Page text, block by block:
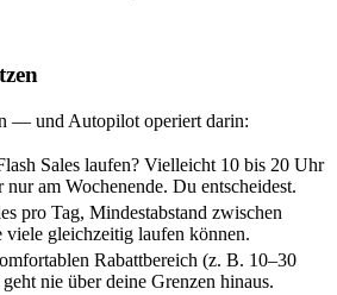
— und Autopilot operiert darin:
Sales laufen? Vielleicht 10 bis 20 Uhr
nur am Wochenende. Du entscheidest.
pro Tag, Mindestabstand zwischen
viele gleichzeitig laufen können.
Rabattbereich (z. B. 10–30
nie über deine Grenzen hinaus.